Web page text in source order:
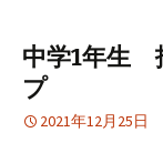
中学1年生
プ
2021年12月25日